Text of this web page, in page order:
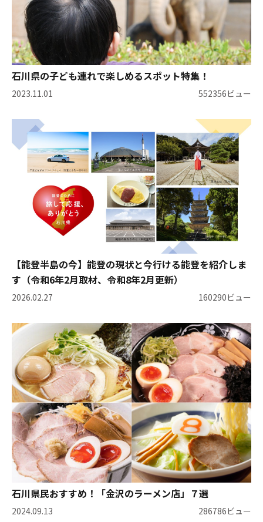
石川県の子ども連れで楽しめるスポット特集！
2023.11.01 552356ビュー
【能登半島の今】能登の現状と今行ける能登を紹介しま
す（令和6年2月取材、令和8年2月更新）
2026.02.27 160290ビュー
石川県民おすすめ！「金沢のラーメン店」７選
2024.09.13 286786ビュー